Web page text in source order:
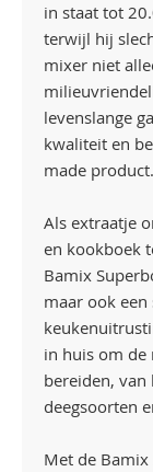
in staat tot
terwijl hij
mixer niet
levenslange
kwaliteit en
made product.
Als extraatje
en kookboek
Bamix
maar ook
in huis om de
bereiden, van
deegsoorten
Met de